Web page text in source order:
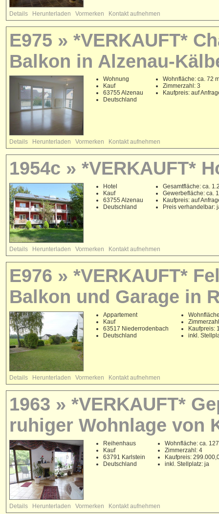
Details Herunterladen Vormerken Kontakt aufnehmen
E975 » *VERKAUFT*
Balkon in Alzenau-
Wohnung
Kauf
63755 Alzenau
Deutschland
Wohnfläche: ca. 72
Zimmerzahl: 3
Kaufpreis: auf
Details Herunterladen Vormerken Kontakt aufnehmen
1954c » *VERKAUFT*
Hotel
Kauf
63755 Alzenau
Deutschland
Gesamtfläche: ca.
Gewerbefläche: ca.
Kaufpreis: auf
Preis verhandelbar:
Details Herunterladen Vormerken Kontakt aufnehmen
E976 » *VERKAUFT*
Balkon und Garage in
Appartement
Kauf
63517 Niederrodenbach
Deutschland
Kaufpreis:
inkl.
Details Herunterladen Vormerken Kontakt aufnehmen
1963 » *VERKAUFT*
ruhiger Wohnlage von
Reihenhaus
Kauf
63791 Karlstein
Deutschland
Wohnfläche: ca. 127
Zimmerzahl: 4
Kaufpreis:
inkl. Stellplatz: ja
Details Herunterladen Vormerken Kontakt aufnehmen